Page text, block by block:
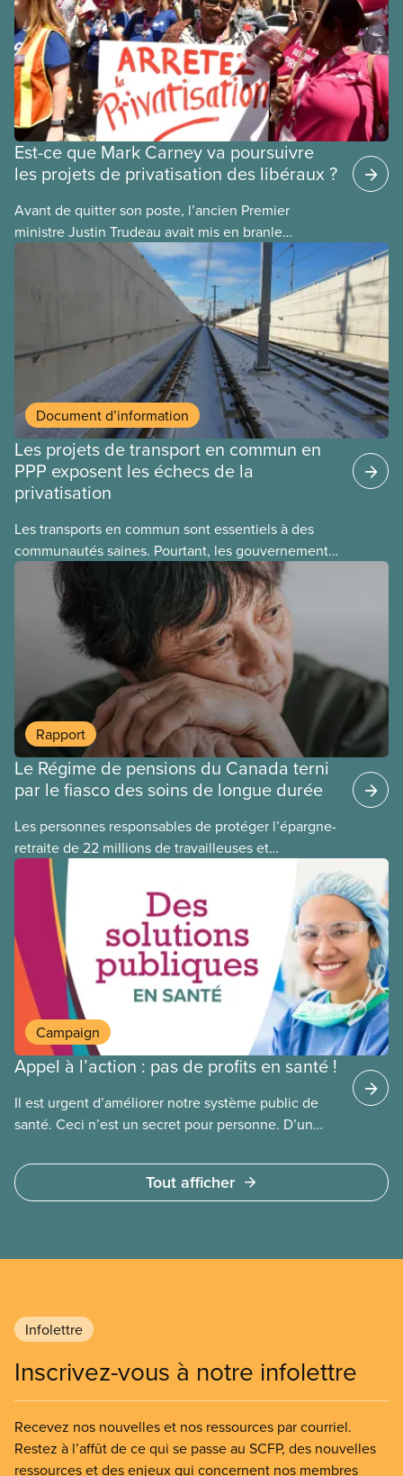
Est-ce que Mark Carney va poursuivre
les projets de privatisation des libéraux ?
Avant de quitter son poste, l’ancien Premier
ministre Justin Trudeau avait mis en branle
plusieurs projets de privatisation, dans l’espoir que
son successeur les mènerait à terme. Voici
Document d’information
Les projets de transport en commun en
PPP exposent les échecs de la
privatisation
Les transports en commun sont essentiels à des
communautés saines. Pourtant, les gouvernements
laissent des entreprises les exploiter à des fins
lucratives. Ce nouveau document d’information
explique les échecs de la privatisation de réseaux
de transport en commun et les problèmes
fondamentaux des PPP, quel que soit le projet.
Rapport
Le Régime de pensions du Canada terni
par le fiasco des soins de longue durée
Les personnes responsables de protéger l’épargne-
retraite de 22 millions de travailleuses et
travailleurs canadien(ne)s ont perdu plus de 500
millions de dollars en investissant dans Orpea, la
plus grande société européenne de soins de
longue durée à but lucratif, qui a fait l’objet d’un
scandale, comme le révèle un rapport
publié aujourd’hui.
Campaign
Appel à l’action : pas de profits en santé !
Il est urgent d’améliorer notre système public de
santé. Ceci n’est un secret pour personne. D’un
de salles d’urgence, de longues attente pour des
interventions chirurgicales et une pénurie
Tout afficher
Infolettre
Inscrivez-vous à notre infolettre
Recevez nos nouvelles et nos ressources par courriel.
Restez à l’affût de ce qui se passe au SCFP, des nouvelles
ressources et des enjeux qui concernent nos membres